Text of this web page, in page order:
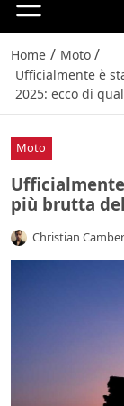
Home / Moto /
Ufficialmente è
2025: ecco di
Moto
più brutta
Christian